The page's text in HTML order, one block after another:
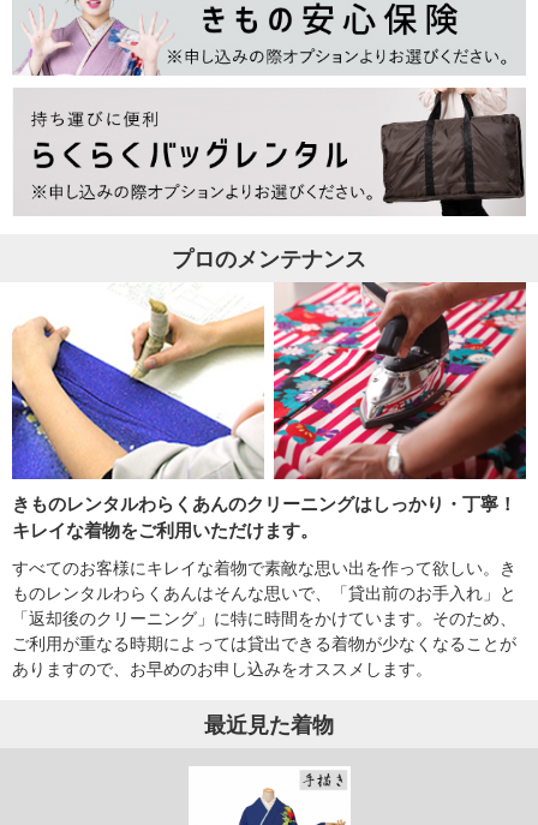
プロのメンテナンス
きものレンタルわらくあんのクリーニングはしっかり・丁寧！
キレイな着物をご利用いただけます。
すべてのお客様にキレイな着物で素敵な思い出を作って欲しい。き
ものレンタルわらくあんはそんな思いで、「貸出前のお手入れ」と
「返却後のクリーニング」に特に時間をかけています。そのため、
ご利用が重なる時期によっては貸出できる着物が少なくなることが
ありますので、お早めのお申し込みをオススメします。
最近見た着物